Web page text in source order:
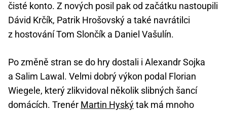
čisté konto. Z nových posil pak od začátku nastoupili
Dávid Krčík, Patrik Hrošovský a také navrátilci
z hostování Tom Slončík a Daniel Vašulín.
Po změně stran se do hry dostali i Alexandr Sojka
a Salim Lawal. Velmi dobrý výkon podal Florian
Wiegele, který zlikvidoval několik slibných šancí
domácích. Trenér Martin Hyskýtak má mnoho